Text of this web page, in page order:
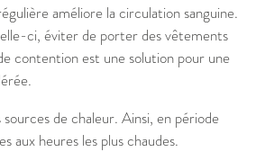
améliore la circulation sanguine.
ci, éviter de porter des vêtements
contention est une solution pour une
de chaleur. Ainsi, en période
aux heures les plus chaudes.